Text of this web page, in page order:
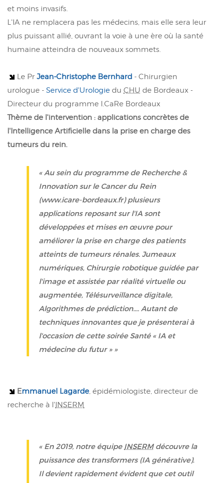
et moins invasifs.
L'IA ne remplacera pas les médecins, mais elle sera leur
plus puissant allié, ouvrant la voie à une ère où la santé
humaine atteindra de nouveaux sommets.
Le Pr Jean-Christophe Bernhard - Chirurgien
urologue - Service d'Urologie du CHU de Bordeaux -
Directeur du programme I.CaRe Bordeaux
Thème de l'intervention : applications concrètes de
l'Intelligence Artificielle dans la prise en charge des
tumeurs du rein.
« Au sein du programme de Recherche &
Innovation sur le Cancer du Rein
(www.icare-bordeaux.fr) plusieurs
applications reposant sur l'IA sont
développées et mises en œuvre pour
améliorer la prise en charge des patients
atteints de tumeurs rénales. Jumeaux
numériques, Chirurgie robotique guidée par
l'image et assistée par réalité virtuelle ou
augmentée, Télésurveillance digitale,
Algorithmes de prédiction.... Autant de
techniques innovantes que je présenterai à
l'occasion de cette soirée Santé « IA et
médecine du futur » »
Emmanuel Lagarde, épidémiologiste, directeur de
recherche à l'INSERM
« En 2019, notre équipe INSERMdécouvre la
puissance des transformers (IA générative).
Il devient rapidement évident que cet outil